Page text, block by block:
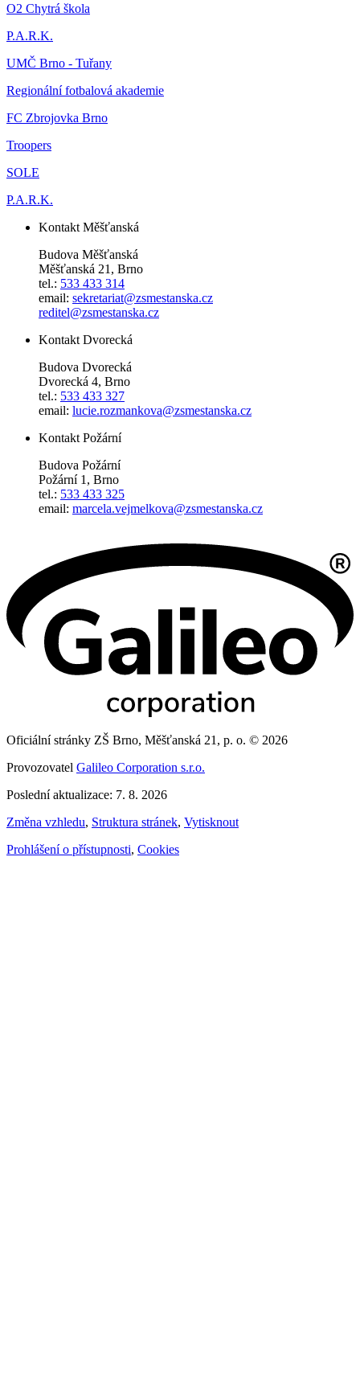
O2 Chytrá škola
P.A.R.K.
UMČ Brno - Tuřany
Regionální fotbalová akademie
FC Zbrojovka Brno
Troopers
SOLE
P.A.R.K.
Kontakt Měšťanská
Budova Měšťanská
Měšťanská 21, Brno
tel.: 533 433 314
email: sekretariat@zsmestanska.cz
reditel@zsmestanska.cz
Kontakt Dvorecká
Budova Dvorecká
Dvorecká 4, Brno
tel.: 533 433 327
email: lucie.rozmankova@zsmestanska.cz
Kontakt Požární
Budova Požární
Požární 1, Brno
tel.: 533 433 325
email: marcela.vejmelkova@zsmestanska.cz
Oficiální stránky ZŠ Brno, Měšťanská 21, p. o. © 2026
Provozovatel Galileo Corporation s.r.o.
Poslední aktualizace: 7. 8. 2026
Změna vzhledu, Struktura stránek, Vytisknout
Prohlášení o přístupnosti, Cookies